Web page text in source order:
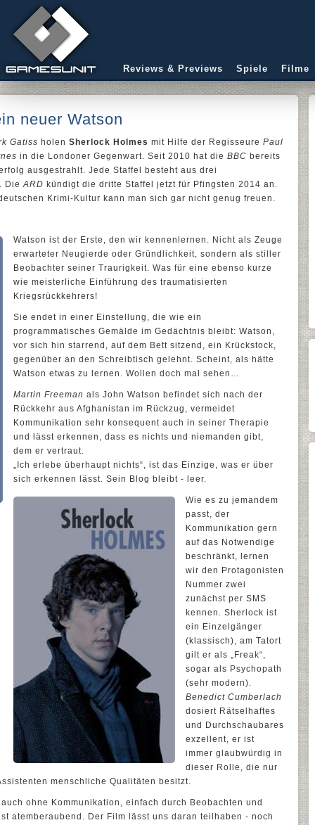
Reviews & Previews Spiele Filme
neuer Watson
Gatiss holen Sherlock Holmes mit Hilfe der Regisseure Paul
in die Londoner Gegenwart. Seit 2010 hat die BBC bereits
ausgestrahlt. Jede Staffel besteht aus drei
DieARD kündigt die dritte Staffel jetzt für Pfingsten 2014 an.
Krimi-Kultur kann man sich gar nicht genug freuen.
Watson ist der Erste, den wir kennenlernen. Nicht als Zeuge
erwarteter Neugierde oder Gründlichkeit, sondern als stiller
Beobachter seiner Traurigkeit. Was für eine ebenso kurze
wie meisterliche Einführung des traumatisierten
Kriegsrückkehrers!
Sie endet in einer Einstellung, die wie ein
programmatisches Gemälde im Gedächtnis bleibt: Watson,
vor sich hin starrend, auf dem Bett sitzend, ein Krückstock,
gegenüber an den Schreibtisch gelehnt. Scheint, als hätte
Watson etwas zu lernen. Wollen doch mal sehen…
Martin Freeman als John Watson befindet sich nach der
Rückkehr aus Afghanistan im Rückzug, vermeidet
Kommunikation sehr konsequent auch in seiner Therapie
und lässt erkennen, dass es nichts und niemanden gibt,
dem er vertraut.
„Ich erlebe überhaupt nichts“, ist das Einzige, was er über
sich erkennen lässt. Sein Blog bleibt - leer.
Wie es zu jemandem
passt, der
Kommunikation gern
auf das Notwendige
beschränkt, lernen
wir den Protagonisten
Nummer zwei
zunächst per SMS
kennen. Sherlock ist
ein Einzelgänger
(klassisch), am Tatort
gilt er als „Freak“,
sogar als Psychopath
(sehr modern).
Benedict Cumberlach
dosiert Rätselhaftes
und Durchschaubares
exzellent, er ist
immer glaubwürdig in
dieser Rolle, die nur
menschliche Qualitäten besitzt.
ohne Kommunikation, einfach durch Beobachten und
atemberaubend. Der Film lässt uns daran teilhaben - noch